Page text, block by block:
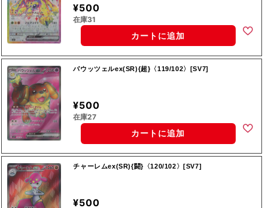
¥500
在庫31
カートに追加
バウッツェルex(SR){超}〈119/102〉[SV7]
¥500
在庫27
カートに追加
チャーレムex(SR){闘}〈120/102〉[SV7]
¥500